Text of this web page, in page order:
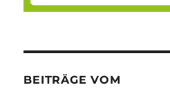
BEITRÄGE VOM